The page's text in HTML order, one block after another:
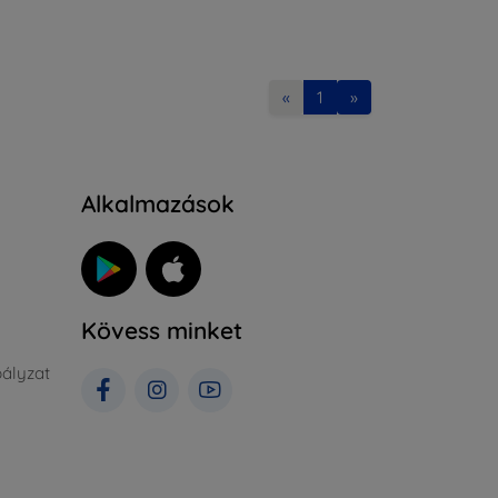
« 1 »
Alkalmazások
Kövess minket